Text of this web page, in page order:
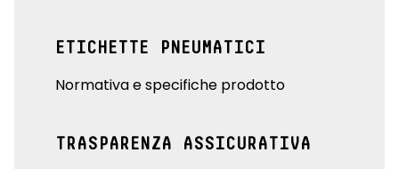
ETICHETTE PNEUMATICI
Normativa e specifiche prodotto
TRASPARENZA ASSICURATIVA